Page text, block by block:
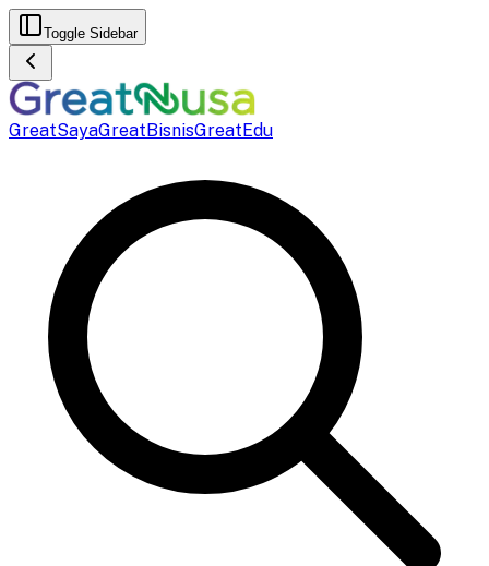
Toggle Sidebar
GreatSayaGreatBisnisGreatEdu